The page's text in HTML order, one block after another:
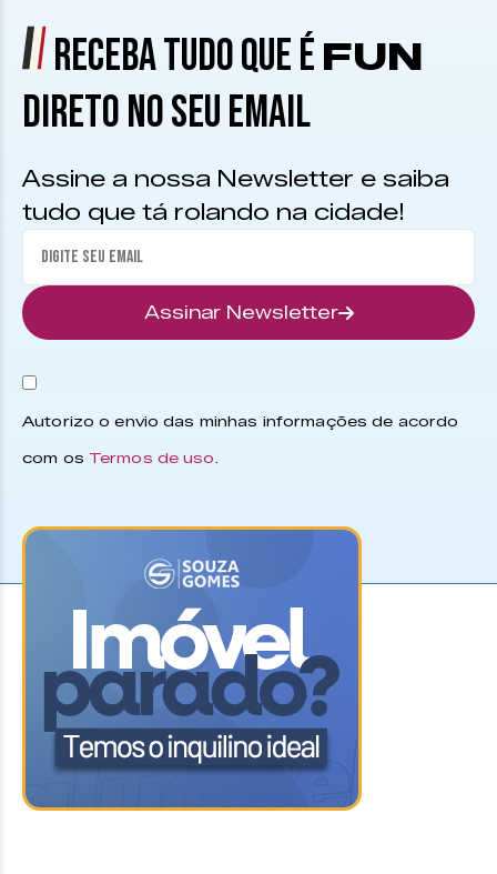
RECEBA TUDO QUE É FUN
DIRETO NO SEU EMAIL
Assine a nossa Newsletter e saiba
tudo que tá rolando na cidade!
Assinar Newsletter
Autorizo o envio das minhas informações de acordo
com os Termos de uso.